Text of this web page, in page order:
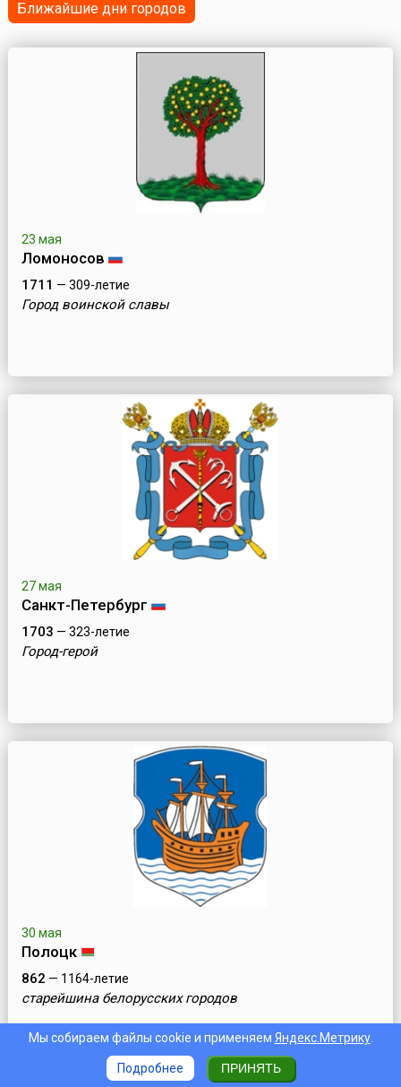
Ближайшие дни городов
23 мая
Ломоносов
1711 — 309-летие
Город воинской славы
27 мая
Санкт-Петербург
1703 — 323-летие
Город-герой
30 мая
Полоцк
862 — 1164-летие
старейшина белорусских городов
Мы собираем файлы cookie и применяем Яндекс.Метрику.
Подробнее ПРИНЯТЬ